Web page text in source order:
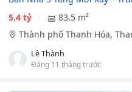
5.4 tỷ
83.5 m²
Thành phố Thanh Hóa,
Lê Thành
Đăng 11 tháng trước